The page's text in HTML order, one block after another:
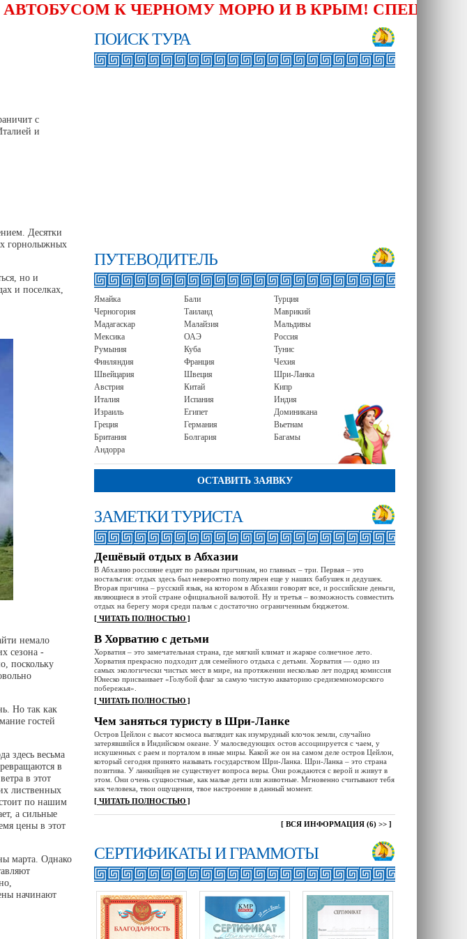
К ЧЕРНОМУ МОРЮ И В КРЫМ!
с
и
Десятки
горнолыжных
но и
и поселках,
немало
сезона -
поскольку
Но так как
гостей
здесь весьма
в
в этот
лиственных
по нашим
а сильные
цены в этот
марта. Однако
начинают
ПОИСК ТУРА
ПУТЕВОДИТЕЛЬ
Ямайка Бали
Турция
Черногория
Таиланд
Маврикий
Мадагаскар
Малайзия
Мальдивы
Мексика
ОАЭ
Россия
Румыния
Куба
Тунис
Финляндия
Франция
Чехия
Швейцария
Швеция
Шри-Ланка
Австрия
Китай
Кипр
Италия
Испания
Индия
Израиль
Египет
Доминикана
Греция
Германия
Вьетнам
Британия
Болгария
Багамы
Андорра
ОСТАВИТЬ ЗАЯВКУ
ЗАМЕТКИ ТУРИСТА
Дешёвый отдых в Абхазии
В Абхазию россияне ездят по разным причинам, но главных – три. Первая – это
ностальгия: отдых здесь был невероятно популярен еще у наших бабушек и дедушек.
Вторая причина – русский язык, на котором в Абхазии говорят все, и российские деньги,
являющиеся в этой стране официальной валютой. Ну и третья – возможность совместить
отдых на берегу моря среди пальм с достаточно ограниченным бюджетом.
[ ЧИТАТЬ ПОЛНОСТЬЮ ]
В Хорватию с детьми
Хорватия – это замечательная страна, где мягкий климат и жаркое солнечное лето.
Хорватия прекрасно подходит для семейного отдыха с детьми. Хорватия — одно из
самых экологически чистых мест в мире, на протяжении несколько лет подряд комиссия
Юнеско присваивает «Голубой флаг за самую чистую акваторию средиземноморского
побережья».
[ ЧИТАТЬ ПОЛНОСТЬЮ ]
Чем заняться туристу в Шри-Ланке
Остров Цейлон с высот космоса выглядит как изумрудный клочок земли, случайно
затерявшийся в Индийском океане. У малосведующих остов ассоциируется с чаем, у
искушенных с раем и порталом в иные миры. Какой же он на самом деле остров Цейлон,
который сегодня принято называть государством Шри-Ланка. Шри-Ланка – это страна
позитива. У ланкийцев не существует вопроса веры. Они рождаются с верой и живут в
этом. Они очень сущностные, как малые дети или животные. Мгновенно считывают тебя
как человека, твои ощущения, твое настроение в данный момент.
[ ЧИТАТЬ ПОЛНОСТЬЮ ]
[ ВСЯ ИНФОРМАЦИЯ (6) >> ]
СЕРТИФИКАТЫ И ГРАММОТЫ